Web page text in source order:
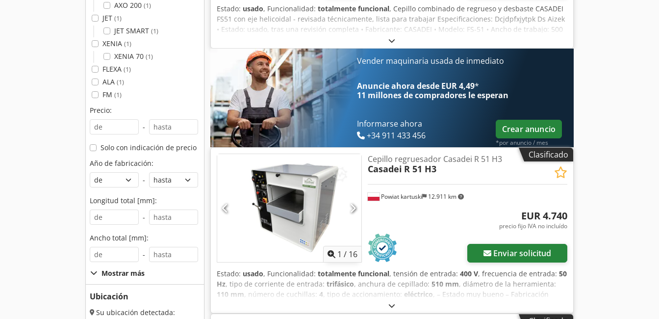
AXO 200 (1)
JET (1)
JET SMART (1)
XENIA (1)
XENIA 70 (1)
FLEXA (1)
ALA (1)
FM (1)
Precio:
-
Solo con indicación de precio
Año de fabricación:
-
Longitud total [mm]:
-
Ancho total [mm]:
-
Mostrar más
Ubicación
Su ubicación detectada:
Estado: usado, Funcionalidad: totalmente funcional, Cepillo combinado de regrueso y desbaste CASADEI
FS51 con eje helicoidal - revisada técnicamente, lista para trabajar Especificaciones: Dcjdpfxjytpk Ds Aizek
• Estado: usado, tras una revisión completa • Fabricante: CASADEI • Modelo: FS-51 • Ancho de trabajo: 500
mm • Altura máxima de regrueso: 240 mm • Longitud de las mesas: 220 cm • Peines silenciadores en el eje
• Motor de 4,0 kW • Eje de 4 cuchillas con eje helicoidal • Rodillo de arrastre en la mesa inferior • 2
velocidades de avance • Pintura original • Peso aprox.: 750 kg • Dimensiones generales: 220 x 90 x 100 cm
(largo x ancho x alto) Información adicional: • La máquina está en buen estado técnico, lista para su uso
inmediato • Las fotos presentadas muestran el estado real del artículo en venta • Es posible poner en
marcha y comprobar la máquina en el lugar • El precio indicado en el anuncio no incluye el IVA ni los
costes de transporte Financiación y transporte: • Organizamos el transporte con la flota de MDD,
empresas de paquetería o transportistas externos • Ofrecemos apoyo financiero en forma de leasing o
préstamo leasing
Vender maquinaria usada de inmediato
Anuncie ahora desde EUR 4,49*
11 millones de compradores le esperan
Informarse ahora
+34 911 433 456
Crear anuncio
*por anuncio / mes
Clasificado
1 / 16
Powiat kartuski 12.911 km
Cepillo regruesador Casadei R 51 H3
Casadei R 51 H3
EUR 4.740
precio fijo IVA no incluído
Enviar solicitud
Estado: usado, Funcionalidad: totalmente funcional, tensión de entrada: 400 V, frecuencia de entrada: 50
Hz, tipo de corriente de entrada: trifásico, anchura de cepillado: 510 mm, diámetro de la herramienta:
110 mm, número de cuchillas: 4, tipo de accionamiento: eléctrico, – Estado muy bueno – Fabricación
italiana – Funcionamiento silencioso CARACTERÍSTICAS TÉCNICAS: – Ancho de cepillado: 510 mm – Altura
de cepillado: 250 mm – Potencia del motor: 4 kW – Número de cuchillas: 4 unidades – Diámetro del eje: